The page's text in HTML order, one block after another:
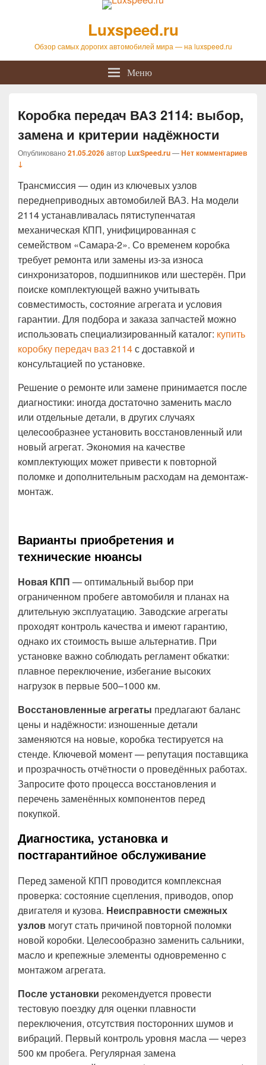
Luxspeed.ru
Обзор самых дорогих автомобилей мира — на luxspeed.ru
Меню
Коробка передач ВАЗ 2114: выбор,
замена и критерии надёжности
Опубликовано 21.05.2026автор LuxSpeed.ru—Нет комментариев
↓
Трансмиссия — один из ключевых узлов
переднеприводных автомобилей ВАЗ. На модели
2114 устанавливалась пятиступенчатая
механическая КПП, унифицированная с
семейством «Самара-2». Со временем коробка
требует ремонта или замены из-за износа
синхронизаторов, подшипников или шестерён. При
поиске комплектующей важно учитывать
совместимость, состояние агрегата и условия
гарантии. Для подбора и заказа запчастей можно
использовать специализированный каталог: купить
коробку передач ваз 2114с доставкой и
консультацией по установке.
Решение о ремонте или замене принимается после
диагностики: иногда достаточно заменить масло
или отдельные детали, в других случаях
целесообразнее установить восстановленный или
новый агрегат. Экономия на качестве
комплектующих может привести к повторной
поломке и дополнительным расходам на демонтаж-
монтаж.
Варианты приобретения и
технические нюансы
Новая КПП — оптимальный выбор при
ограниченном пробеге автомобиля и планах на
длительную эксплуатацию. Заводские агрегаты
проходят контроль качества и имеют гарантию,
однако их стоимость выше альтернатив. При
установке важно соблюдать регламент обкатки:
плавное переключение, избегание высоких
нагрузок в первые 500–1000 км.
Восстановленные агрегаты предлагают баланс
цены и надёжности: изношенные детали
заменяются на новые, коробка тестируется на
стенде. Ключевой момент — репутация поставщика
и прозрачность отчётности о проведённых работах.
Запросите фото процесса восстановления и
перечень заменённых компонентов перед
покупкой.
Диагностика, установка и
постгарантийное обслуживание
Перед заменой КПП проводится комплексная
проверка: состояние сцепления, приводов, опор
двигателя и кузова. Неисправности смежных
узлов могут стать причиной повторной поломки
новой коробки. Целесообразно заменить сальники,
масло и крепежные элементы одновременно с
монтажом агрегата.
После установки рекомендуется провести
тестовую поездку для оценки плавности
переключения, отсутствия посторонних шумов и
вибраций. Первый контроль уровня масла — через
500 км пробега. Регулярная замена